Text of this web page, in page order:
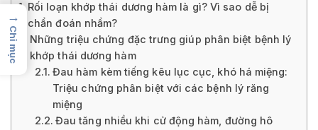
Rối loạn khớp thái dương hàm là gì? Vì sao dễ bị
chẩn đoán nhầm?
Những triệu chứng đặc trưng giúp phân biệt bệnh lý
khớp thái dương hàm
Đau hàm kèm tiếng kêu lục cục, khó há miệng:
Triệu chứng phân biệt với các bệnh lý răng
miệng
Đau tăng nhiều khi cử động hàm, đường hô
→
Chỉ mục